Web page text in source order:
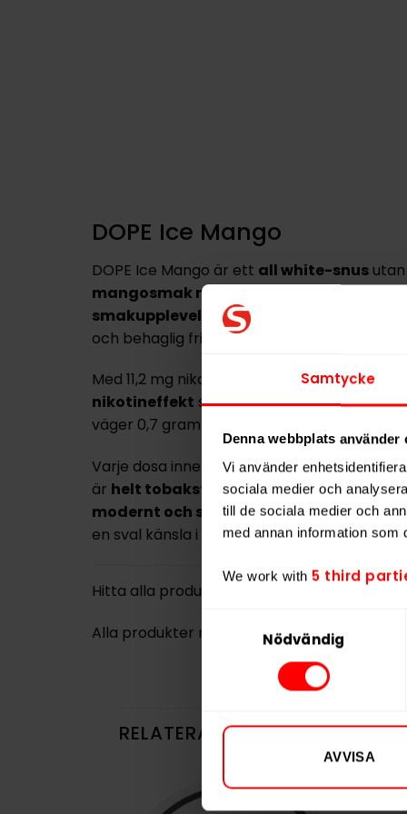
Samtycke
Denna webbplats använder
Vi använder
sociala medier och
till de sociala medier och
med annan information som
We work with 5 third
Nödvändig
AVVISA
DOPE Ice Mango
DOPE Ice Mango är ett all white-snusutan
mangosmak med en kylande ton
smakupplevelse
. De helvita prillorna är
och behaglig frisättning av smak och
Med 11,2 mg nikotin per portion (16 mg/g)
nikotineffekt som klassificeras som
väger 0,7 gram och bidrar till en stabil och
Varje dosa innehåller 22 portioner med en
är helt tobaksfri
och tillverkas i Tjeckien
modernt och smakfullt alternativ för dig
en sval känsla i all white-format.
Hitta alla produkter från
Alla produkter med smakenFrukt
RELATERADE PRODUKTER